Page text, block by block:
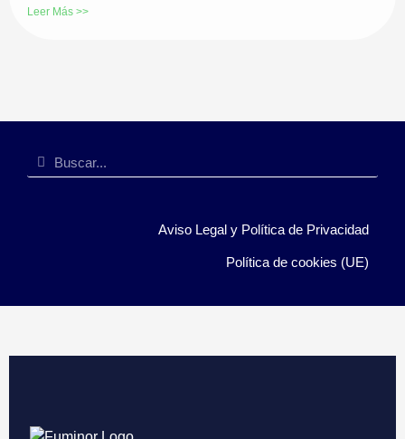
Leer Más >>
Aviso Legal y Política de Privacidad
Política de cookies (UE)